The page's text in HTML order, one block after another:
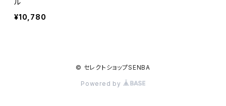
ル
¥10,780
© セレクトショップSENBA
Powered by